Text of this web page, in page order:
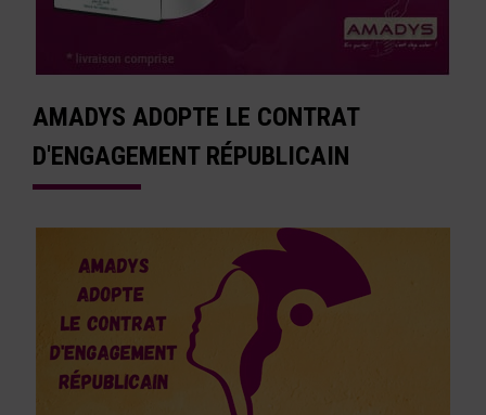
AMADYS ADOPTE LE CONTRAT
D'ENGAGEMENT RÉPUBLICAIN